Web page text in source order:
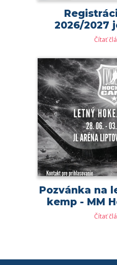
2026/2027
Čítať
Pozvánka na
kemp - MM
Čítať